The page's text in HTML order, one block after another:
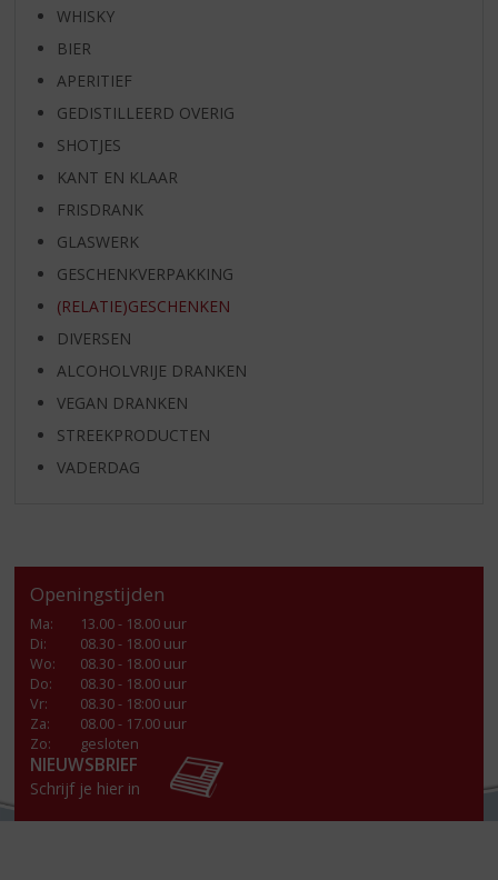
WHISKY
BIER
APERITIEF
GEDISTILLEERD OVERIG
SHOTJES
KANT EN KLAAR
FRISDRANK
GLASWERK
GESCHENKVERPAKKING
(RELATIE)GESCHENKEN
DIVERSEN
ALCOHOLVRIJE DRANKEN
VEGAN DRANKEN
STREEKPRODUCTEN
VADERDAG
Openingstijden
Ma:
13.00 - 18.00 uur
Di:
08.30 - 18.00 uur
Wo:
08.30 - 18.00 uur
Do:
08.30 - 18.00 uur
Vr:
08.30 - 18:00 uur
Za:
08.00 - 17.00 uur
Zo:
gesloten
NIEUWSBRIEF
Schrijf je hier in